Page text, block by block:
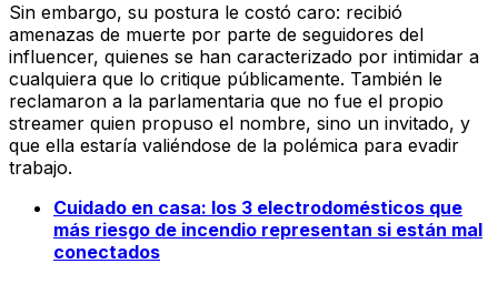
Sin embargo, su postura le costó caro: recibió
amenazas de muerte por parte de seguidores del
influencer, quienes se han caracterizado por intimidar a
cualquiera que lo critique públicamente. También le
reclamaron a la parlamentaria que no fue el propio
streamer quien propuso el nombre, sino un invitado, y
que ella estaría valiéndose de la polémica para evadir
trabajo.
Cuidado en casa: los 3 electrodomésticos que
más riesgo de incendio representan si están mal
conectados